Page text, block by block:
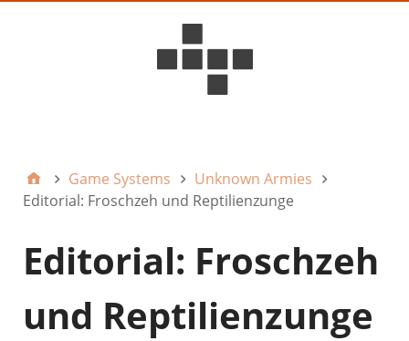
Game Systems
Unknown Armies
Editorial: Froschzeh und Reptilienzunge
Editorial: Froschzeh
und Reptilienzunge